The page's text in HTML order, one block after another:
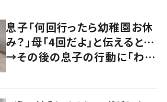
息子「何回行ったら幼稚園お休
み？」母「4回だよ」と伝えると…
→その後の息子の行動に「わか